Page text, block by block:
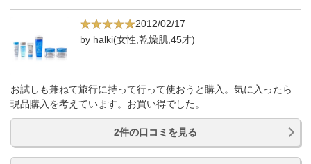
2012/02/17
by halki(女性,乾燥肌,45才)
お試しも兼ねて旅行に持って行って使おうと購入。気に入ったら
現品購入を考えています。お買い得でした。
2件の口コミを見る